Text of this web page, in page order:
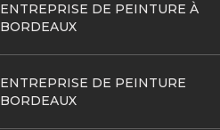
ENTREPRISE DE PEINTURE À
BORDEAUX
ENTREPRISE DE PEINTURE
BORDEAUX